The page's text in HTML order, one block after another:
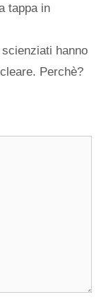
tappa in
hanno
Perchè?